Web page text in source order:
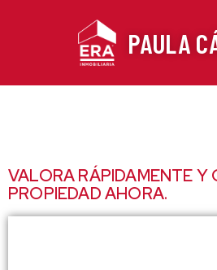
PAULA
VALORA RÁPIDAMENTE Y
PROPIEDAD AHORA.